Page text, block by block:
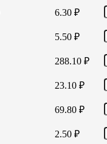
6.30 ₽
5.50 ₽
288.10 ₽
23.10 ₽
69.80 ₽
2.50 ₽